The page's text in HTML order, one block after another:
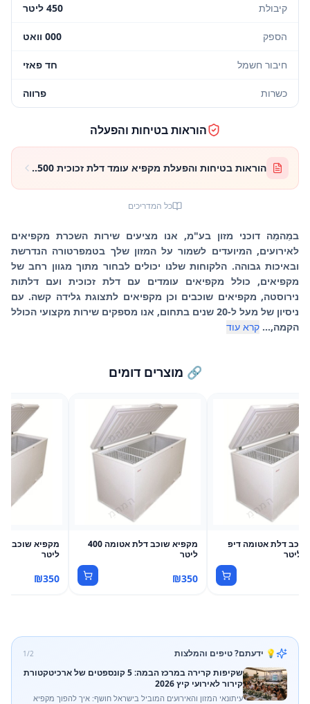
קיבולת 450 ליטר
הספק 000 וואט
חיבור חשמל חד פאזי
כשרות פרווה
הוראות בטיחות והפעלה
הוראות בטיחות והפעלת מקפיא עומד דלת זכוכית 500 ליטר
כל המדריכים
במֵהמֵה דוכני מזון בע"מ, אנו מציעים שירות השכרת מקפיאים
לאירועים, המיועדים לשמור על המזון שלך בטמפרטורה הנדרשת
ובאיכות גבוהה. הלקוחות שלנו יכולים לבחור מתוך מגוון רחב של
מקפיאים, כולל מקפיאים עומדים עם דלת זכוכית ועם דלתות
נירוסטה, מקפיאים שוכבים וכן מקפיאים לתצוגת גלידה קשה. עם
ניסיון של מעל ל-20 שנים בתחום, אנו מספקים שירות מקצועי הכולל
הקמה,... קרא עוד
🔗 מוצרים דומים
דלת אטומה דיפ
מקפיא שוכב דלת אטומה 400
ליטר
₪350
ליטר
₪350
💡 ידעתם? טיפים והמלצות 1/2
שקיפות קרירה במרכז הבמה: 5 קונספטים של ארכיטקטורת
קירור לאירועי קיץ 2026
עיתונאי המזון והאירועים המוביל בישראל חושף: איך להפוך מקפיא